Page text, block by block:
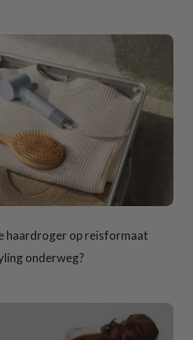
haardroger op reisformaat
onderweg?